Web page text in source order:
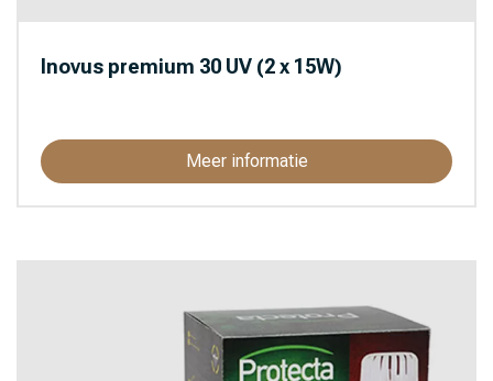
Inovus premium 30 UV (2 x 15W)
Meer informatie